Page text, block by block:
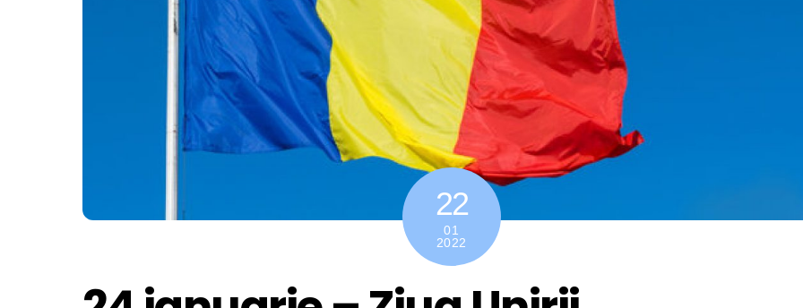
22
01
2022